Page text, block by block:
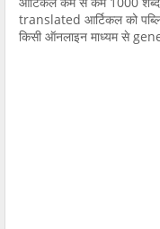
translated आर्टिकल को
किसी ऑनलाइन माध्यम से